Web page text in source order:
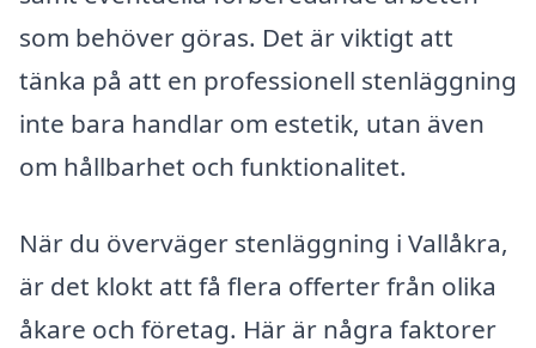
som behöver göras. Det är viktigt att
tänka på att en professionell stenläggning
inte bara handlar om estetik, utan även
om hållbarhet och funktionalitet.
När du överväger stenläggning i Vallåkra,
är det klokt att få flera offerter från olika
åkare och företag. Här är några faktorer